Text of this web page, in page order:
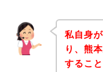
私自身
り、熊
するこ